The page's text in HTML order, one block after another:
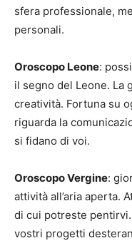
sfera professionale,
personali.
Oroscopo Leone:
il segno del Leone. La
creatività. Fortuna su
riguarda la
si fidano di voi.
Oroscopo Vergine:
attività all’aria aperta.
di cui potreste
vostri progetti